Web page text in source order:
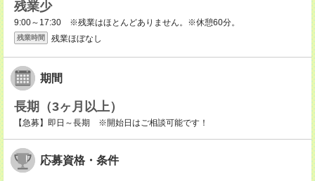
残業少
9:00～17:30 ※残業はほとんどありません。※休憩60分。
残業時間 残業ほぼなし
期間
長期（3ヶ月以上）
【急募】即日～長期 ※開始日はご相談可能です！
応募資格・条件